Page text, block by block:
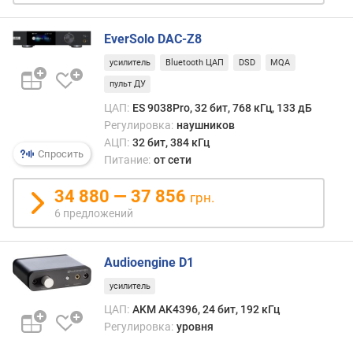
и
е
т
в
н
о
в
(
ш
т
)
м
Спросить
EverSolo DAC-Z8
усилитель Bluetooth ЦАП DSD MQA
пульт ДУ
ЦАП: ES 9038Pro, 32 бит, 768 кГц, 133 дБ
Регулировка: наушников
АЦП: 32 бит, 384 кГц
Питание: от сети
34 880 — 37 856 грн.
6 предложений
Audioengine D1
усилитель
ЦАП: AKM AK4396, 24 бит, 192 кГц
Регулировка: уровня